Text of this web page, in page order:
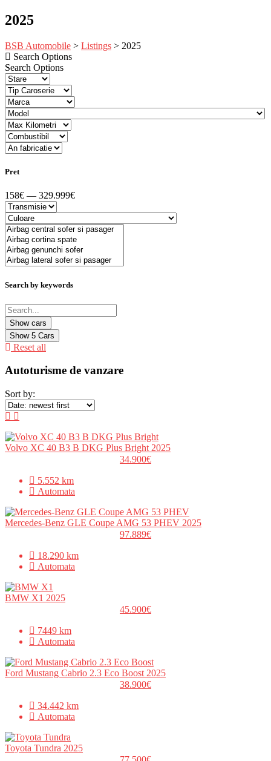
2025
BSB Automobile > Listings > 2025
Search Options
Search Options
Pret
158€ — 329.999€
Search by keywords
Show 5 Cars
Reset all
Autoturisme de vanzare
Sort by:
34.900€
Volvo XC 40 B3 B DKG Plus Bright 2025
5.552 km
Automata
97.889€
Mercedes-Benz GLE Coupe AMG 53 PHEV 2025
18.290 km
Automata
45.900€
BMW X1 2025
7449 km
Automata
38.900€
Ford Mustang Cabrio 2.3 Eco Boost 2025
34.442 km
Automata
Toyota Tundra 2025